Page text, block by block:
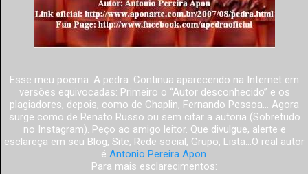
Esse meu poema: A pedra. Continua aparecendo na Internet em
versões equivocadas: Primeiro o “Autor desconhecido” e os
plagiadores, depois, como de Chaplin, Fernando Pessoa... Agora
surge como de Renato Russo ou sem citar a autoria (Sobretudo
no Instagram). Peço ao amigo leitor. Que divulgue, alerte e
esclareça em seu Blog, Site, Rede social, Grupo, Lista...O real autor
é Antonio Pereira Apon.
Para mais esclarecimentos: